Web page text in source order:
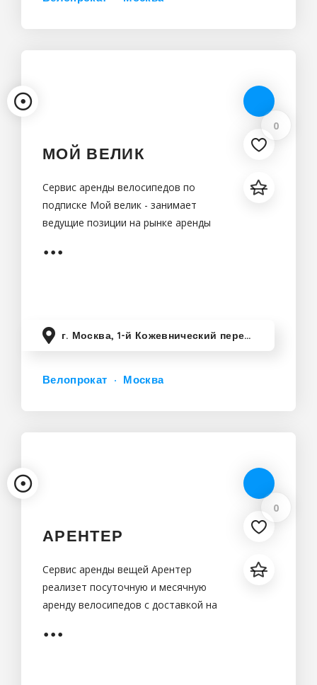
0
МОЙ ВЕЛИК
Сервис аренды велосипедов по
подписке Мой велик - занимает
ведущие позиции на рынке аренды
г. Москва, 1-й Кожевнический переулок, 6с1
Велопрокат Москва
0
АРЕНТЕР
Сервис аренды вещей Арентер
реализет посуточную и месячную
аренду велосипедов с доставкой на